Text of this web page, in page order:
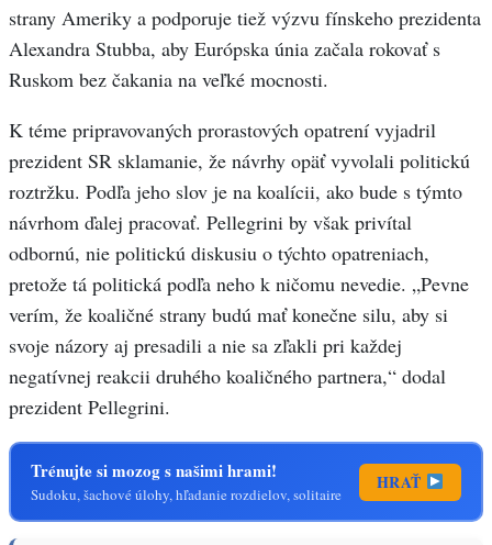
strany Ameriky a podporuje tiež výzvu fínskeho prezidenta
Alexandra Stubba, aby Európska únia začala rokovať s
Ruskom bez čakania na veľké mocnosti.
K téme pripravovaných prorastových opatrení vyjadril
prezident SR sklamanie, že návrhy opäť vyvolali politickú
roztržku. Podľa jeho slov je na koalícii, ako bude s týmto
návrhom ďalej pracovať. Pellegrini by však privítal
odbornú, nie politickú diskusiu o týchto opatreniach,
pretože tá politická podľa neho k ničomu nevedie. „Pevne
verím, že koaličné strany budú mať konečne silu, aby si
svoje názory aj presadili a nie sa zľakli pri každej
negatívnej reakcii druhého koaličného partnera,“ dodal
prezident Pellegrini.
Trénujte si mozog s našimi hrami!
Sudoku, šachové úlohy, hľadanie rozdielov, solitaire
HRAŤ